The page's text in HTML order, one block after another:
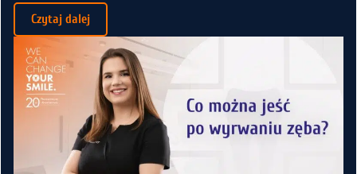
Czytaj dalej